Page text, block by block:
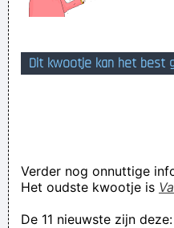
Dit kwootje kan het best
Verder nog onnuttige
Het oudste kwootje is
De 11 nieuwste zijn deze: